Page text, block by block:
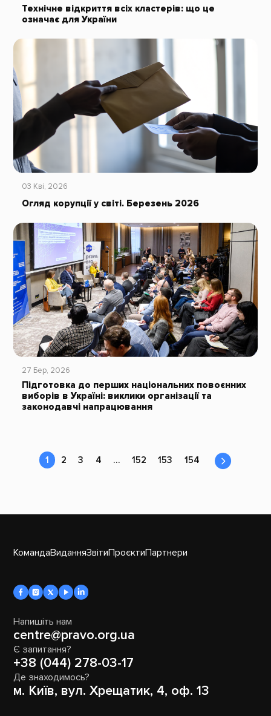
Технічне відкриття всіх кластерів: що це
означає для України
03 Кві, 2026
Огляд корупції у світі. Березень 2026
27 Бер, 2026
Підготовка до перших національних повоєнних
виборів в Україні: виклики організації та
законодавчі напрацювання
1 2 3 4 … 152 153 154
КомандаВиданняЗвітиПроєктиПартнери
Напишіть нам
centre@pravo.org.ua
Є запитання?
+38 (044) 278-03-17
Де знаходимось?
м. Київ, вул. Хрещатик, 4, оф. 13